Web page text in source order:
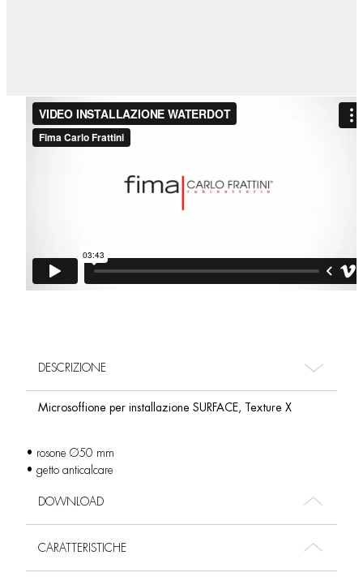
DESCRIZIONE
Microsoffione per installazione SURFACE, Texture X
• rosone Ø50 mm
• getto anticalcare
DOWNLOAD
CARATTERISTICHE